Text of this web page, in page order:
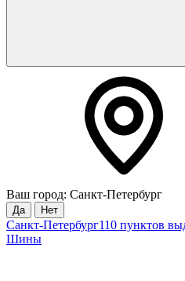
Ваш город: Санкт-Петербург
Да Нет
Санкт-Петербург110 пунктов
Шины